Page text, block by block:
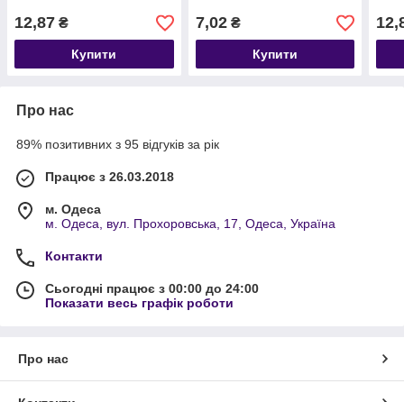
12,87 ₴
Купити
7,02₴
Купити
Про нас
89% позитивних з 95 відгуків за рік
Працює з 26.03.2018
м. Одеса
м. Одеса, вул. Прохоровська, 17, Одеса, Україна
Контакти
Сьогодні працює з 00:00 до 24:00
Показати весь графік роботи
Про нас